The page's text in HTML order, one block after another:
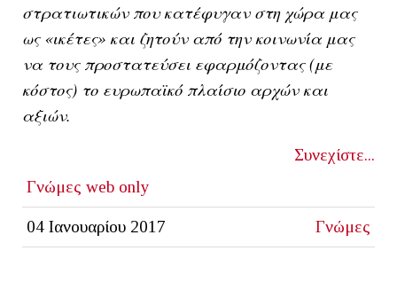
στρατιωτικών που κατέφυγαν στη χώρα μας
ως «ικέτες» και ζητούν από την κοινωνία μας
να τους προστατεύσει εφαρμόζοντας (με
κόστος) το ευρωπαϊκό πλαίσιο αρχών και
αξιών.
Συνεχίστε...
Γνώμες web only
04 Ιανουαρίου 2017 Γνώμες